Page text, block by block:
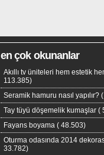
en çok okunanlar
Akıllı tv üniteleri hem estetik
113.385)
Seramik hamuru nasıl yapılır?
Tay tüyü döşemelik kumaşlar (
Fayans boyama ( 48.503)
Oturma odasında 2014
33.782)